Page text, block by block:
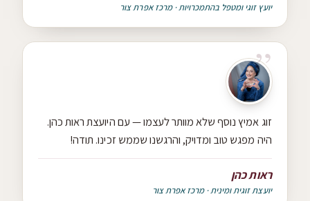
יועץ זוגי ומטפל בהתמכרויות · מרכז אפרת צור
זוג אמיץ נוסף שלא מוותר לעצמו — עם היועצת ראות כהן.
היה מפגש טוב ומדויק, והרגשנו שממש זכינו. תודה!
ראות כהן
יועצת זוגית ומינית · מרכז אפרת צור